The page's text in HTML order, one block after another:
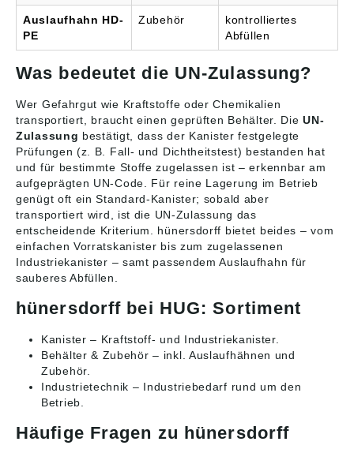
Auslaufhahn HD-
PE
Zubehör
kontrolliertes
Abfüllen
Was bedeutet die UN-Zulassung?
Wer Gefahrgut wie Kraftstoffe oder Chemikalien
transportiert, braucht einen geprüften Behälter. DieUN-
Zulassung bestätigt, dass der Kanister festgelegte
Prüfungen (z. B. Fall- und Dichtheitstest) bestanden hat
und für bestimmte Stoffe zugelassen ist – erkennbar am
aufgeprägten UN-Code. Für reine Lagerung im Betrieb
genügt oft ein Standard-Kanister; sobald aber
transportiert wird, ist die UN-Zulassung das
entscheidende Kriterium. hünersdorff bietet beides – vom
einfachen Vorratskanister bis zum zugelassenen
Industriekanister – samt passendem Auslaufhahn für
sauberes Abfüllen.
hünersdorff bei HUG: Sortiment
Kanister – Kraftstoff- und Industriekanister.
Behälter & Zubehör – inkl. Auslaufhähnen und
Zubehör.
Industrietechnik – Industriebedarf rund um den
Betrieb.
Häufige Fragen zu hünersdorff